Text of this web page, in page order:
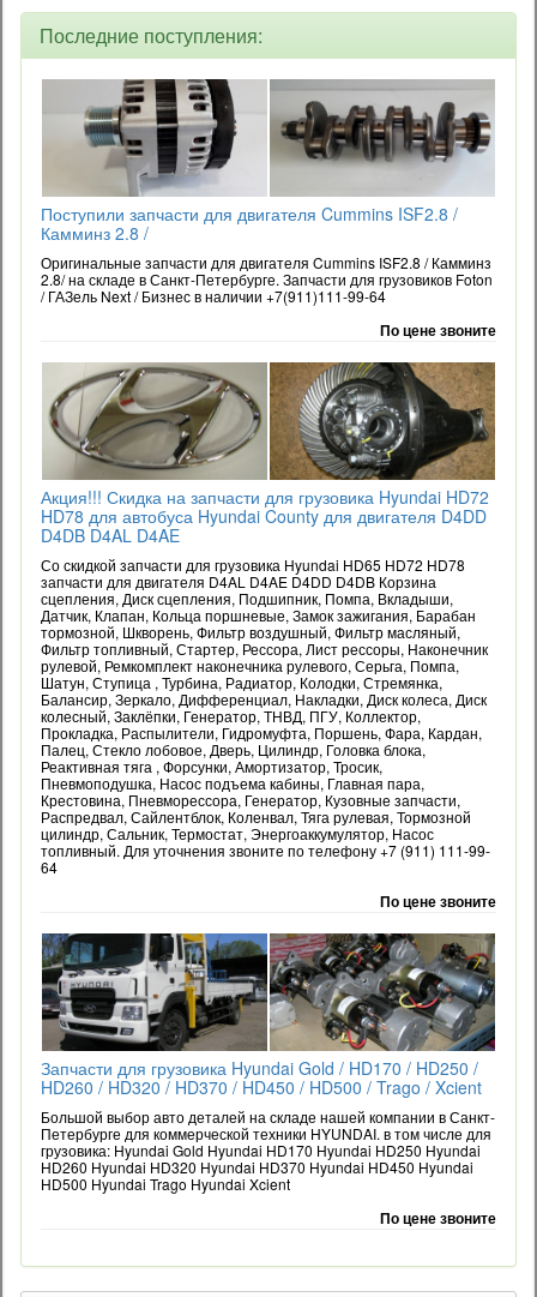
Последние поступления:
Поступили запчасти для двигателя Cummins ISF2.8 /
Камминз 2.8 /
Оригинальные запчасти для двигателя Cummins ISF2.8 / Камминз
2.8/ на складе в Санкт-Петербурге. Запчасти для грузовиков Foton
/ ГАЗель Next / Бизнес в наличии +7(911)111-99-64
По цене звоните
Акция!!! Скидка на запчасти для грузовика Hyundai HD72
HD78 для автобуса Hyundai County для двигателя D4DD
D4DB D4AL D4AE
Со скидкой запчасти для грузовика Hyundai HD65 HD72 HD78
запчасти для двигателя D4AL D4AE D4DD D4DB Корзина
сцепления, Диск сцепления, Подшипник, Помпа, Вкладыши,
Датчик, Клапан, Кольца поршневые, Замок зажигания, Барабан
тормозной, Шкворень, Фильтр воздушный, Фильтр масляный,
Фильтр топливный, Стартер, Рессора, Лист рессоры, Наконечник
рулевой, Ремкомплект наконечника рулевого, Серьга, Помпа,
Шатун, Ступица , Турбина, Радиатор, Колодки, Стремянка,
Балансир, Зеркало, Дифференциал, Накладки, Диск колеса, Диск
колесный, Заклёпки, Генератор, ТНВД, ПГУ, Коллектор,
Прокладка, Распылители, Гидромуфта, Поршень, Фара, Кардан,
Палец, Стекло лобовое, Дверь, Цилиндр, Головка блока,
Реактивная тяга , Форсунки, Амортизатор, Тросик,
Пневмоподушка, Насос подъема кабины, Главная пара,
Крестовина, Пневморессора, Генератор, Кузовные запчасти,
Распредвал, Сайлентблок, Коленвал, Тяга рулевая, Тормозной
цилиндр, Сальник, Термостат, Энергоаккумулятор, Насос
топливный. Для уточнения звоните по телефону +7 (911) 111-99-
64
По цене звоните
Запчасти для грузовика Hyundai Gold / HD170 / HD250 /
HD260 / HD320 / HD370 / HD450 / HD500 / Trago / Xcient
Большой выбор авто деталей на складе нашей компании в Санкт-
Петербурге для коммерческой техники HYUNDAI. в том числе для
грузовика: Hyundai Gold Hyundai HD170 Hyundai HD250 Hyundai
HD260 Hyundai HD320 Hyundai HD370 Hyundai HD450 Hyundai
HD500 Hyundai Trago Hyundai Xcient
По цене звоните